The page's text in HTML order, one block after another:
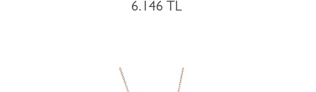
6.146 TL